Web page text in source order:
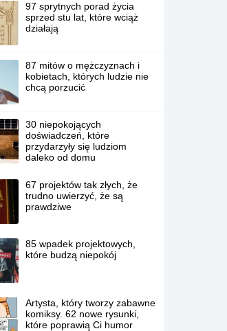
97 sprytnych porad życia
sprzed stu lat, które wciąż
działają
87 mitów o mężczyznach i
kobietach, których ludzie nie
chcą porzucić
30 niepokojących
doświadczeń, które
przydarzyły się ludziom
daleko od domu
67 projektów tak złych, że
trudno uwierzyć, że są
prawdziwe
85 wpadek projektowych,
które budzą niepokój
Artysta, który tworzy zabawne
komiksy. 62 nowe rysunki,
które poprawią Ci humor